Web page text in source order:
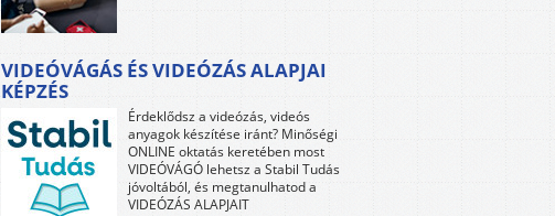
VIDEÓVÁGÁS ÉS VIDEÓZÁS ALAPJAI
KÉPZÉS
Érdeklődsz a videózás, videós
anyagok készítése iránt? Minőségi
ONLINE oktatás keretében most
VIDEÓVÁGÓ lehetsz a Stabil Tudás
jóvoltából, és megtanulhatod a
VIDEÓZÁS ALAPJAIT